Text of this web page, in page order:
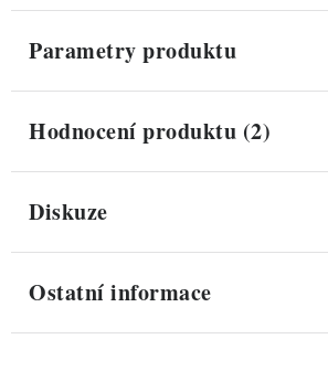
Parametry produktu
Hodnocení produktu (2)
Diskuze
Ostatní informace